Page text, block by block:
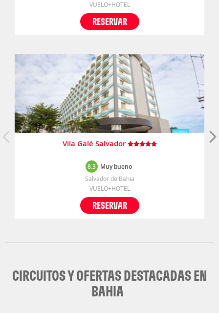
VUELO+HOTEL
RESERVAR
Vila Galé Salvador
8.3 Muy bueno
Salvador de Bahia
VUELO+HOTEL
RESERVAR
CIRCUITOS Y OFERTAS DESTACADAS EN
BAHIA